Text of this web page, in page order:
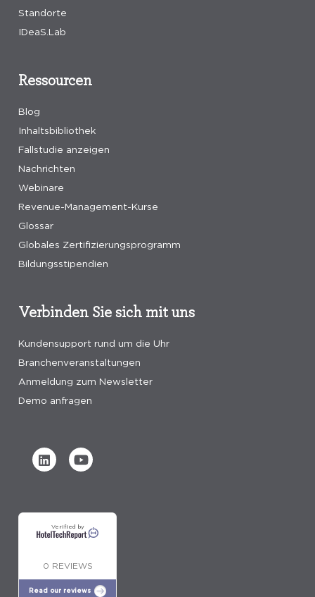
Standorte
IDeaS.Lab
Ressourcen
Blog
Inhaltsbibliothek
Fallstudie anzeigen
Nachrichten
Webinare
Revenue-Management-Kurse
Glossar
Globales Zertifizierungsprogramm
Bildungsstipendien
Verbinden Sie sich mit uns
Kundensupport rund um die Uhr
Branchenveranstaltungen
Anmeldung zum Newsletter
Demo anfragen
Verified by
0 REVIEWS
Read our reviews